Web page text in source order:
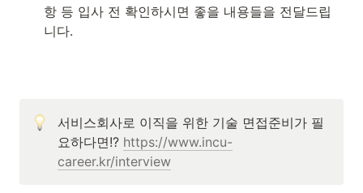
항 등 입사 전 확인하시면 좋을 내용들을 전달드립
니다.
서비스회사로 이직을 위한 기술 면접준비가 필
요하다면!? https://www.incu-
career.kr/interview